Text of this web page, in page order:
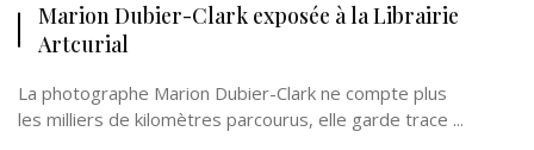
Marion Dubier-Clark exposée à la Librairie
Artcurial
La photographe Marion Dubier-Clark ne compte plus
les milliers de kilomètres parcourus, elle garde trace ...